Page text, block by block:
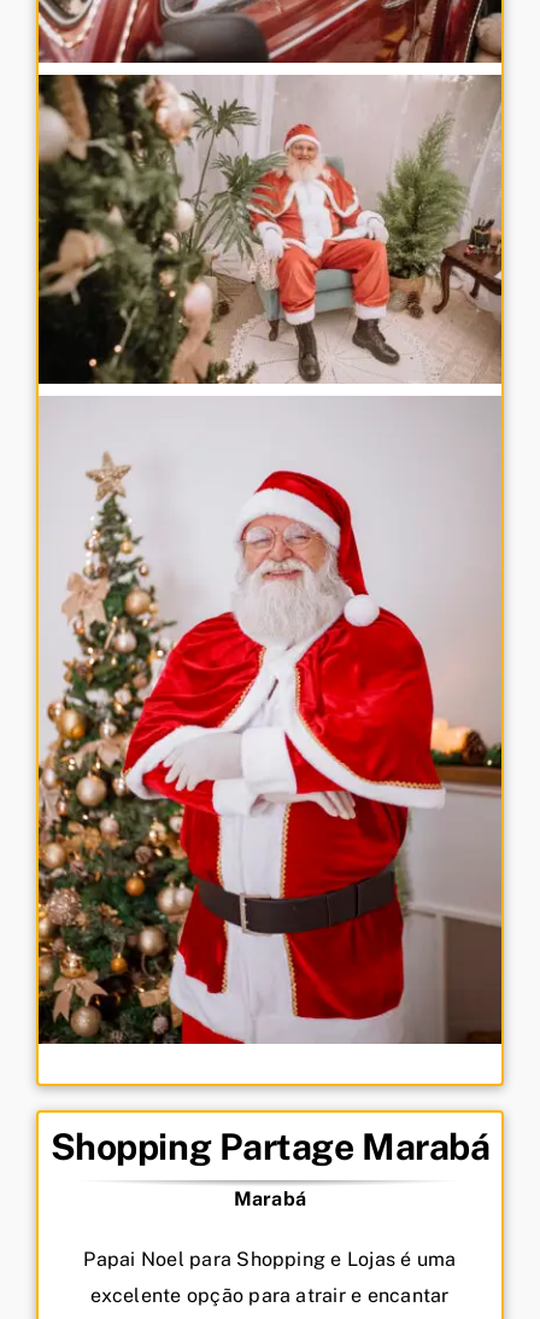
Shopping Partage Marabá
Marabá
Papai Noel para Shopping e Lojas é uma
excelente opção para atrair e encantar